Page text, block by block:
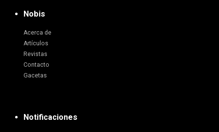
Nobis
Acerca de
Artículos
Revistas
Contacto
Gacetas
Notificaciones